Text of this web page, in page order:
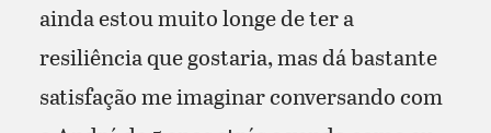
ainda estou muito longe de ter a
resiliência que gostaria, mas dá bastante
satisfação me imaginar conversando com